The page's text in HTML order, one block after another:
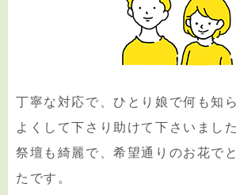
丁寧な対応で、ひとり娘で何も知
よくして下さり助けて下さいました
祭壇も綺麗で、希望通りのお花で
たです。